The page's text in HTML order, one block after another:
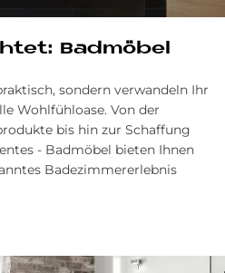
Bad­mö­bel
sondern verwandeln Ihr
Wohlfühloase. Von der
bis hin zur Schaffung
- Bad­möbel bieten Ihnen
Badezimmer­erlebnis